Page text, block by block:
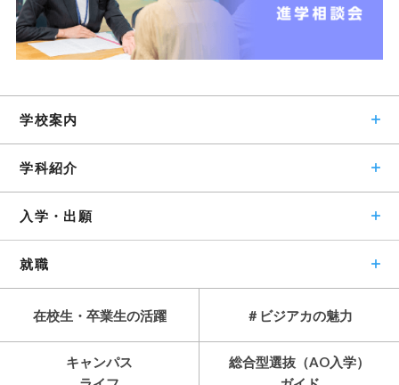
学校案内
学科紹介
入学・出願
就職
在校生・卒業生の活躍 ＃ビジアカの魅力
キャンパス
総合型選抜（AO入学）